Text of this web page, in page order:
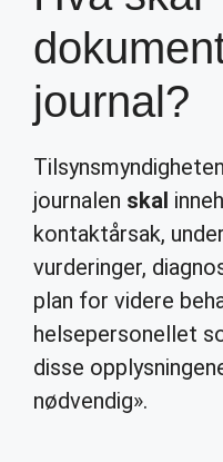
journal?
journalen skal
kontaktårsak,
vurderinger,
plan for videre
helsepersonellet
disse
nødvendig».